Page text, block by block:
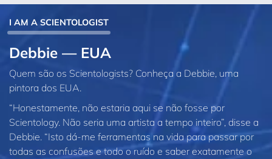
I AM A SCIENTOLOGIST
Debbie — EUA
Quem são os Scientologists? Conheça a Debbie, uma
pintora dos EUA.
“Honestamente, não estaria aqui se não fosse por
Scientology. Não seria uma artista a tempo inteiro”, disse a
Debbie. “Isto dá‑me ferramentas na vida para passar por
todas as confusões e todo o ruído e saber exatamente o